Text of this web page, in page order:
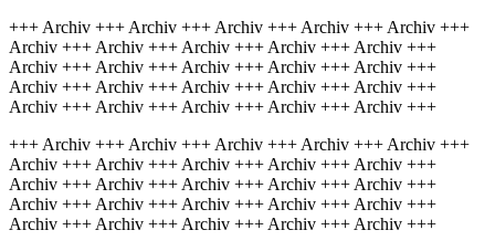
+++ Archiv +++ Archiv +++ Archiv +++ Archiv +++ Archiv +++
Archiv +++ Archiv +++ Archiv +++ Archiv +++ Archiv +++
Archiv +++ Archiv +++ Archiv +++ Archiv +++ Archiv +++
Archiv +++ Archiv +++ Archiv +++ Archiv +++ Archiv +++
Archiv +++ Archiv +++ Archiv +++ Archiv +++ Archiv +++
+++ Archiv +++ Archiv +++ Archiv +++ Archiv +++ Archiv +++
Archiv +++ Archiv +++ Archiv +++ Archiv +++ Archiv +++
Archiv +++ Archiv +++ Archiv +++ Archiv +++ Archiv +++
Archiv +++ Archiv +++ Archiv +++ Archiv +++ Archiv +++
Archiv +++ Archiv +++ Archiv +++ Archiv +++ Archiv +++